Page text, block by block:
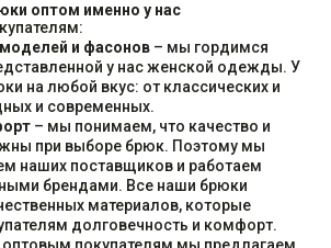
оптом именно у нас
и фасонов – мы гордимся
у нас женской одежды. У
на любой вкус: от классических и
и современных.
– мы понимаем, что качество и
при выборе брюк. Поэтому мы
наших поставщиков и работаем
брендами. Все наши брюки
материалов, которые
долговечность и комфорт.